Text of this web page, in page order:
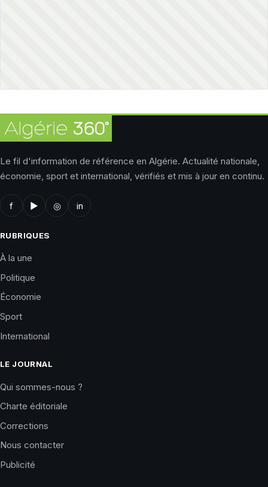
Le fil d'information de référence en Algérie. Actualité nationale,
économie, sport et international, vérifiés et mis à jour en continu.
f ▶ ◎ in
RUBRIQUES
À la une
Politique
Économie
Sport
International
LE JOURNAL
Qui sommes-nous ?
Charte éditoriale
Corrections
Nous contacter
Publicité